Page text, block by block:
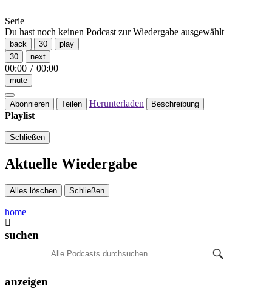
Serie
Du hast noch keinen Podcast zur Wiedergabe ausgewählt
back 30
play
30
next
00:00 / 00:00
mute
Abonnieren Teilen Herunterladen Beschreibung
Playlist
Schließen
Aktuelle Wiedergabe
Alles löschen Schließen
home
suchen
anzeigen